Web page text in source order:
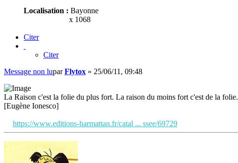
Localisation : Bayonne
x 1068
Citer
Citer
Message non luparFlytox » 25/06/11, 09:48
La Raison c'est la folie du plus fort. La raison du moins fort c'est de la folie.
[Eugène Ionesco]
https://www.editions-harmattan.fr/catal ... ssee/69729